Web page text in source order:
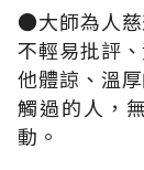
●大師為人慈
不輕易批評
他體諒、溫
觸過的人，
動。